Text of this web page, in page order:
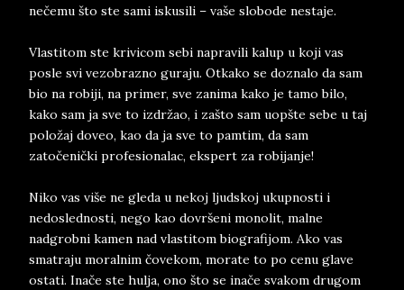
nečemu što ste sami iskusili – vaše slobode nestaje.
Vlastitom ste krivicom sebi napravili kalup u koji vas
posle svi vezobrazno guraju. Otkako se doznalo da sam
bio na robiji, na primer, sve zanima kako je tamo bilo,
kako sam ja sve to izdržao, i zašto sam uopšte sebe u taj
položaj doveo, kao da ja sve to pamtim, da sam
zatočenički profesionalac, ekspert za robijanje!
Niko vas više ne gleda u nekoj ljudskoj ukupnosti i
nedoslednosti, nego kao dovršeni monolit, malne
nadgrobni kamen nad vlastitom biografijom. Ako vas
smatraju moralnim čovekom, morate to po cenu glave
ostati. Inače ste hulja, ono što se inače svakom drugom